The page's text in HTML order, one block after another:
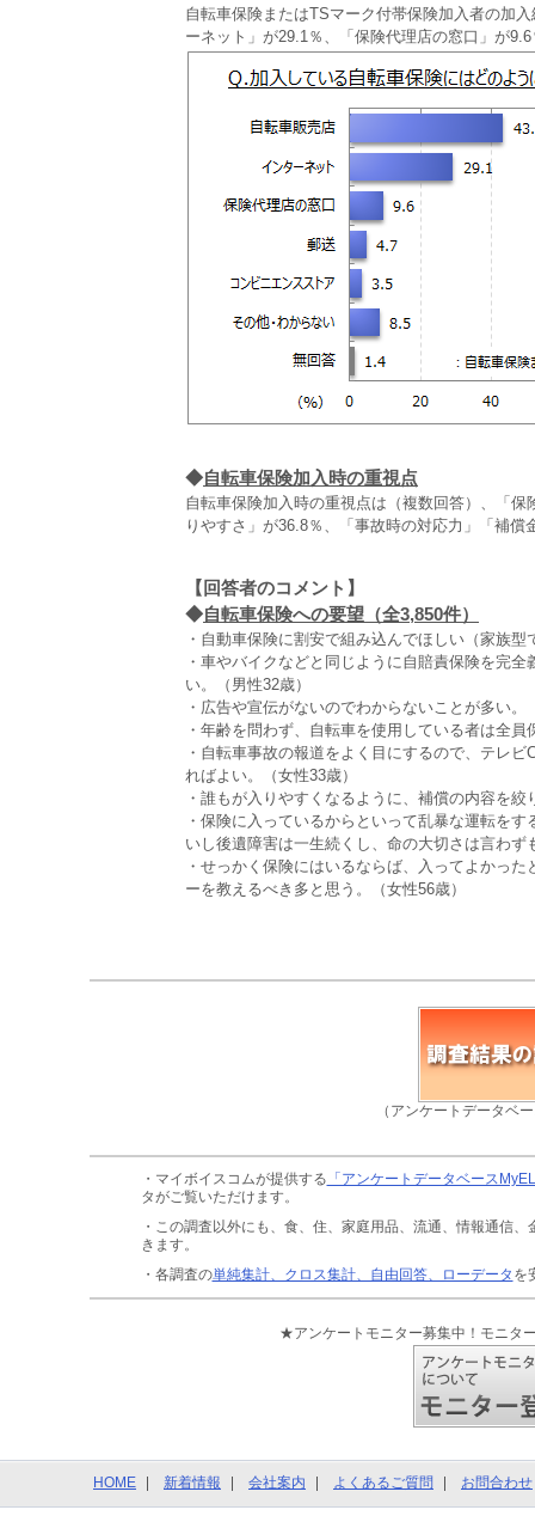
自転車保険またはTSマーク付帯保険加入者の加
ーネット」が29.1％、「保険代理店の窓口」が
◆自転車保険加入時の重視点
自転車保険加入時の重視点は（複数回答）、「
りやすさ」が36.8％、「事故時の対応力」「補償
【回答者のコメント】
◆自転車保険への要望（全3,850件）
・自動車保険に割安で組み込んでほしい（家族型
・車やバイクなどと同じように自賠責保険を完
い。（男性32歳）
・広告や宣伝がないのでわからないことが多い。
・年齢を問わず、自転車を使用している者は全
・自転車事故の報道をよく目にするので、テレ
ればよい。（女性33歳）
・誰もが入りやすくなるように、補償の内容を
・保険に入っているからといって乱暴な運転を
いし後遺障害は一生続くし、命の大切さは言わず
・せっかく保険にはいるならば、入ってよかっ
ーを教えるべき多と思う。（女性56歳）
（アンケートデータベ
・マイボイスコムが提供する 「アンケートデータベース
タがご覧いただけます。
・この調査以外にも、食、住、家庭用品、流通、情報通信、
きます。
・各調査の単純集計、クロス集計、自由回答、ローデータ を
★アンケートモニター募集中！モニタ
HOME 新着情報 会社案内 よくあるご質問 お問合わせ